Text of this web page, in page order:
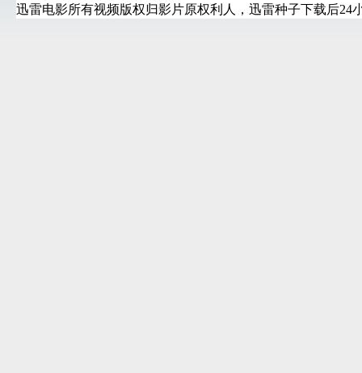
迅雷电影所有视频版权归影片原权利人，迅雷种子下载后